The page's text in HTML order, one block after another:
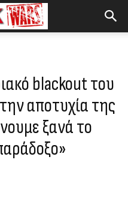
blackout του
αποτυχία της
ξανά το